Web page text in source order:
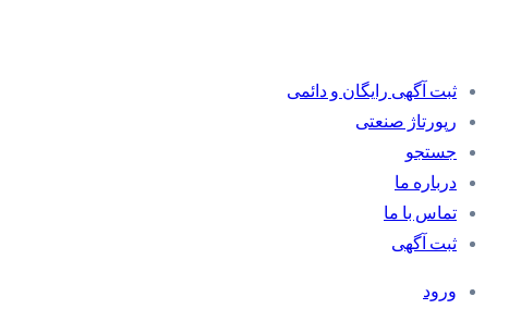
ثبت آگهی رایگان و دائمی
رپورتاژ صنعتی
جستجو
درباره ما
تماس با ما
ثبت آگهی
ورود